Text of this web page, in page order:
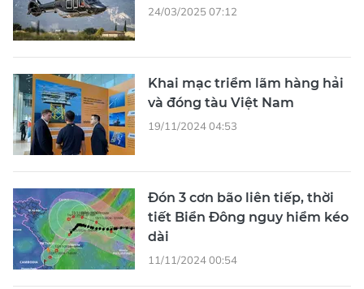
24/03/2025 07:12
Khai mạc triểm lãm hàng hải
và đóng tàu Việt Nam
19/11/2024 04:53
Đón 3 cơn bão liên tiếp, thời
tiết Biển Đông nguy hiểm kéo
dài
11/11/2024 00:54